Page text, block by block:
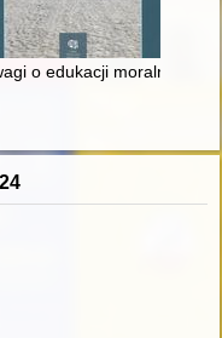
Ślązaka
o edukacji moralnej